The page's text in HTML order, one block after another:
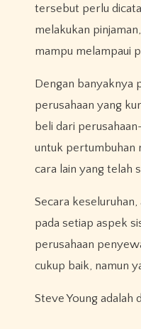
tersebut perlu
melakukan
mampu melampaui
Dengan banyaknya
perusahaan yang
beli dari
untuk pertumbuhan
cara lain yang telah
Secara
pada setiap aspek
perusahaan
cukup baik, namun
Steve Young adalah